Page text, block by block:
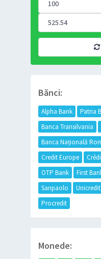
Bănci:
Alpha Bank Patria
Banca Transilvania
Banca Națională
Credit Europe
OTP Bank
First
Sanpaolo
Procredit
Monede: